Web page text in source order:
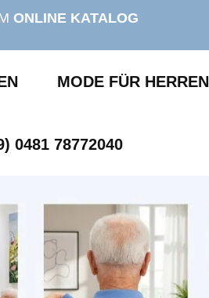
ONLINE KATALOG
MODE FÜR HERREN
0481 78772040